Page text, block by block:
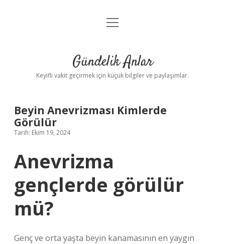
Anasayfa
Yasal Uyarı
menüyü
Gündelik Anlar
Keyifli vakit geçirmek için küçük bilgiler ve paylaşımlar.
Beyin Anevrizması Kimlerde
Görülür
Tarih: Ekim 19, 2024
Anevrizma
gençlerde görülür
mü?
Genç ve orta yaşta beyin kanamasının en yaygın